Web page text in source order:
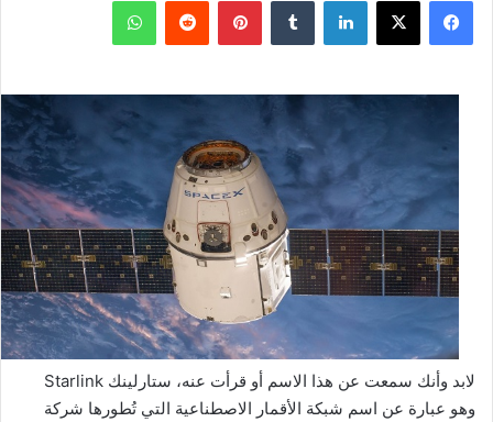
لابد وأنك سمعت عن هذا الاسم أو قرأت عنه، ستارلينك Starlink
وهو عبارة عن اسم شبكة الأقمار الاصطناعية التي تُطورها شركة